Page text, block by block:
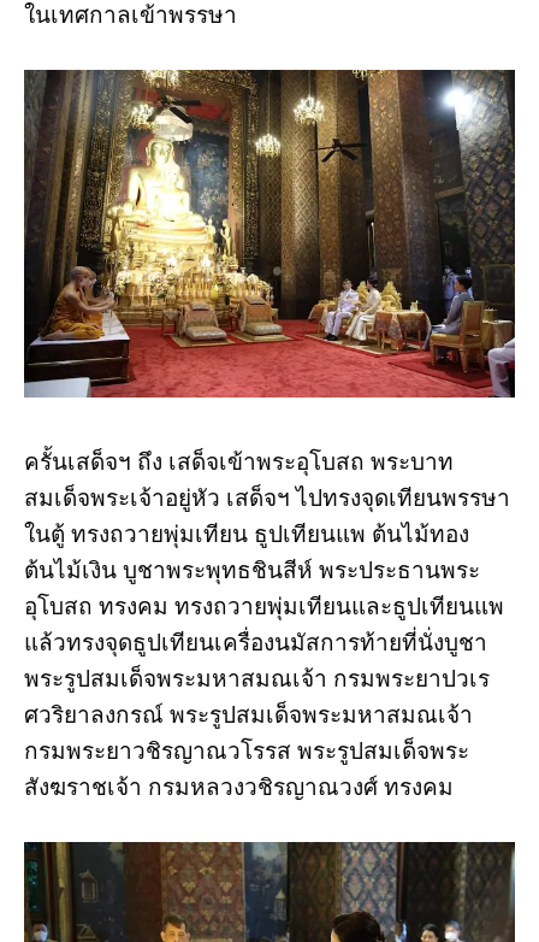
ในเทศกาลเข้าพรรษา
ครั้นเสด็จฯ ถึง เสด็จเข้าพระอุโบสถ พระบาท
สมเด็จพระเจ้าอยู่หัว เสด็จฯ ไปทรงจุดเทียนพรรษา
ในตู้ ทรงถวายพุ่มเทียน ธูปเทียนแพ ต้นไม้ทอง
ต้นไม้เงิน บูชาพระพุทธชินสีห์ พระประธานพระ
อุโบสถ ทรงคม ทรงถวายพุ่มเทียนและธูปเทียนแพ
แล้วทรงจุดธูปเทียนเครื่องนมัสการท้ายที่นั่งบูชา
พระรูปสมเด็จพระมหาสมณเจ้า กรมพระยาปวเร
ศวริยาลงกรณ์ พระรูปสมเด็จพระมหาสมณเจ้า
กรมพระยาวชิรญาณวโรรส พระรูปสมเด็จพระ
สังฆราชเจ้า กรมหลวงวชิรญาณวงศ์ ทรงคม